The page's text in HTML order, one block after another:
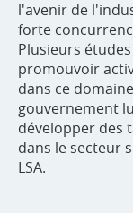
l'avenir de
forte
Plusieurs
promouvoir
dans ce
gouvernement
développer des
dans le secteur
LSA.